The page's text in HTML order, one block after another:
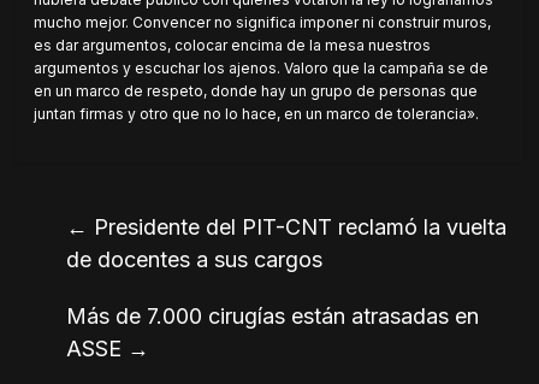
mucho mejor. Convencer no significa imponer ni construir muros,
es dar argumentos, colocar encima de la mesa nuestros
argumentos y escuchar los ajenos. Valoro que la campaña se de
en un marco de respeto, donde hay un grupo de personas que
juntan firmas y otro que no lo hace, en un marco de tolerancia».
← Presidente del PIT-CNT reclamó la vuelta
de docentes a sus cargos
Más de 7.000 cirugías están atrasadas en
ASSE →